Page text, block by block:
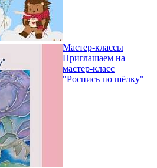
Мастер-классы
Приглашаем на
мастер-класс
"Роспись по шёлку"